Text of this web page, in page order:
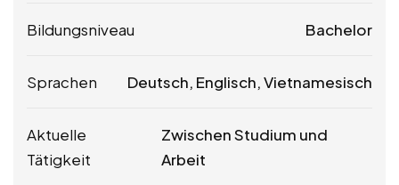
Bildungsniveau Bachelor
Sprachen Deutsch, Englisch, Vietnamesisch
Aktuelle
Tätigkeit
Zwischen Studium und
Arbeit